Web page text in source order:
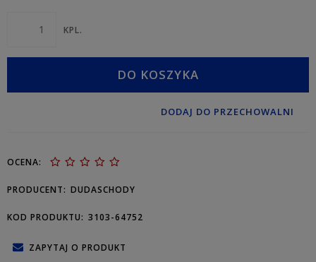
KPL.
DO KOSZYKA
DODAJ DO PRZECHOWALNI
OCENA:
PRODUCENT: DUDASCHODY
KOD PRODUKTU: 3103-64752
ZAPYTAJ O PRODUKT